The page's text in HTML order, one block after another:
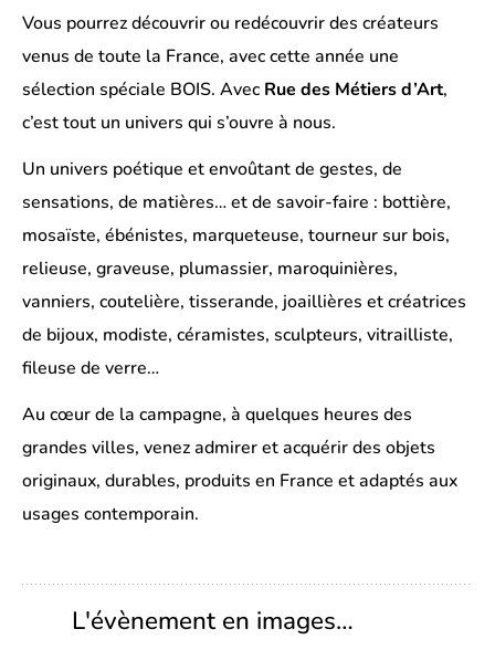
Vous pourrez découvrir ou redécouvrir des créateurs
venus de toute la France, avec cette année une
sélection spéciale BOIS. Avec Rue des Métiers d’Art,
c’est tout un univers qui s’ouvre à nous.
Un univers poétique et envoûtant de gestes, de
sensations, de matières… et de savoir-faire : bottière,
mosaïste, ébénistes, marqueteuse, tourneur sur bois,
relieuse, graveuse, plumassier, maroquinières,
vanniers, coutelière, tisserande, joaillières et créatrices
de bijoux, modiste, céramistes, sculpteurs, vitrailliste,
fileuse de verre…
Au cœur de la campagne, à quelques heures des
grandes villes, venez admirer et acquérir des objets
originaux, durables, produits en France et adaptés aux
usages contemporain.
L'évènement en images…